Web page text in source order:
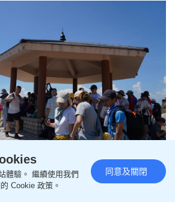
港今年最少有13人於行山時中暑。
體驗。 繼續使用我們
Cookie 政策。
同意及關閉